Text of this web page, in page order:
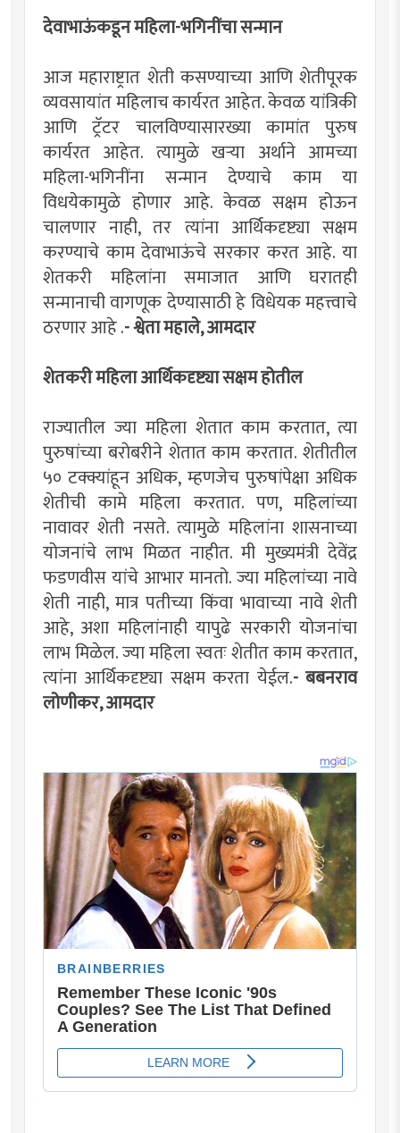
देवाभाऊंकडून महिला-भगिनींचा सन्मान
आज महाराष्ट्रात शेती कसण्याच्या आणि शेतीपूरक
व्यवसायांत महिलाच कार्यरत आहेत. केवळ यांत्रिकी
आणि ट्रॅटर चालविण्यासारख्या कामांत पुरुष
कार्यरत आहेत. त्यामुळे खर्‍या अर्थाने आमच्या
महिला-भगिनींना सन्मान देण्याचे काम या
विधयेकामुळे होणार आहे. केवळ सक्षम होऊन
चालणार नाही, तर त्यांना आर्थिकदृष्ट्या सक्षम
करण्याचे काम देवाभाऊंचे सरकार करत आहे. या
शेतकरी महिलांना समाजात आणि घरातही
सन्मानाची वागणूक देण्यासाठी हे विधेयक महत्त्वाचे
ठरणार आहे .- श्वेता महाले, आमदार
शेतकरी महिला आर्थिकदृष्ट्या सक्षम होतील
राज्यातील ज्या महिला शेतात काम करतात, त्या
पुरुषांच्या बरोबरीने शेतात काम करतात. शेतीतील
५० टक्क्यांहून अधिक, म्हणजेच पुरुषांपेक्षा अधिक
शेतीची कामे महिला करतात. पण, महिलांच्या
नावावर शेती नसते. त्यामुळे महिलांना शासनाच्या
योजनांचे लाभ मिळत नाहीत. मी मुख्यमंत्री देवेंद्र
फडणवीस यांचे आभार मानतो. ज्या महिलांच्या नावे
शेती नाही, मात्र पतीच्या किंवा भावाच्या नावे शेती
आहे, अशा महिलांनाही यापुढे सरकारी योजनांचा
लाभ मिळेल. ज्या महिला स्वतः शेतीत काम करतात,
त्यांना आर्थिकदृष्ट्या सक्षम करता येईल.- बबनराव
लोणीकर, आमदार